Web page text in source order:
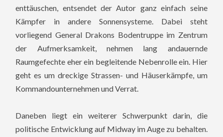
enttäuschen, entsendet der Autor ganz einfach seine
Kämpfer in andere Sonnensysteme. Dabei steht
vorliegend General Drakons Bodentruppe im Zentrum
der Aufmerksamkeit, nehmen lang andauernde
Raumgefechte eher ein begleitende Nebenrolle ein. Hier
geht es um dreckige Strassen- und Häuserkämpfe, um
Kommandounternehmen und Verrat.
Daneben liegt ein weiterer Schwerpunkt darin, die
politische Entwicklung auf Midway im Auge zu behalten.